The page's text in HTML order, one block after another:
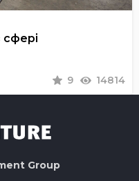
сфері
9 14814
Group